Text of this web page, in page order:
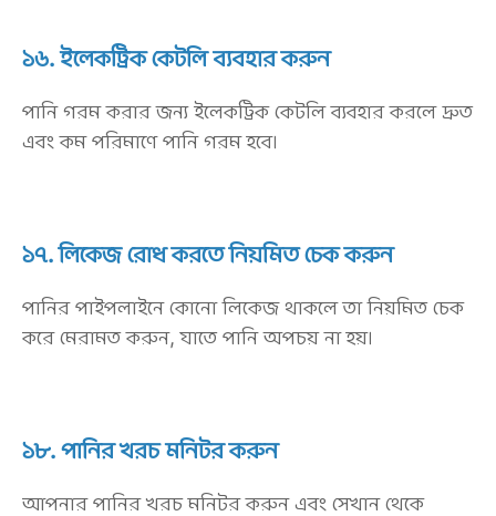
১৬. ইলেকট্রিক কেটলি ব্যবহার করুন
পানি গরম করার জন্য ইলেকট্রিক কেটলি ব্যবহার করলে দ্রুত
এবং কম পরিমাণে পানি গরম হবে।
১৭. লিকেজ রোধ করতে নিয়মিত চেক করুন
পানির পাইপলাইনে কোনো লিকেজ থাকলে তা নিয়মিত চেক
করে মেরামত করুন, যাতে পানি অপচয় না হয়।
১৮. পানির খরচ মনিটর করুন
আপনার পানির খরচ মনিটর করুন এবং সেখান থেকে